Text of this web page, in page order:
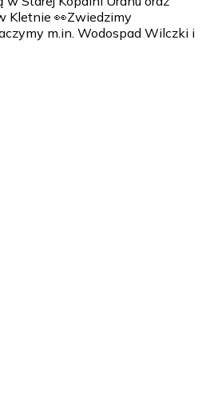
Kletnie 👀Zwiedzimy
m.in. Wodospad Wilczki i